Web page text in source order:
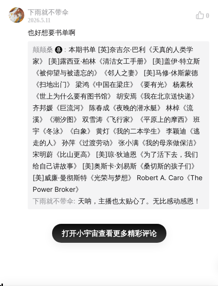
下雨就不带伞
2026.5.11
0
也好想要书单啊
颠颠桑 : 本期书单 [英]奈吉尔·巴利《天真的人类学
家》 [美]露西亚·柏林《清洁女工手册》 [美]盖伊·特立斯
《被仰望与被遗忘的》《邻人之妻》 [美]马修·休斯蒙德
《扫地出门》 梁鸿《中国在梁庄》《要有光》 杨素秋
《世上为什么要有图书馆》 胡安焉《我在北京送快递》
齐邦媛《巨流河》 陈春成《夜晚的潜水艇》 林棹《流
溪》《潮汐图》 双雪涛《飞行家》《平原上的摩西》 班
宇《冬泳》《白象》 黄灯《我的二本学生》 李颖迪《逃
走的人》 孙萍《过渡劳动》 张小满《我的母亲做保洁》
宋明蔚《比山更高》 [美]琼·狄迪恩《为了活下去，我们
给自己讲故事》 [美]奥斯卡·刘易斯《桑切斯的孩子们》
[美]威廉·曼彻斯特《光荣与梦想》 Robert A. Caro《The
Power Broker》
下雨就不带伞: 天呐，主播也太贴心了。无比感动感恩！
打开小宇宙查看更多精彩评论